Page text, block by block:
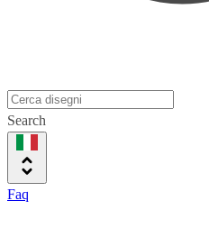
Search
Faq